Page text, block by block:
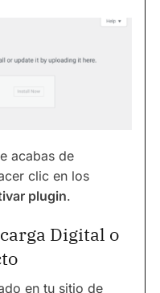
acabas de
clic en los
plugin.
Digital o
en tu sitio de